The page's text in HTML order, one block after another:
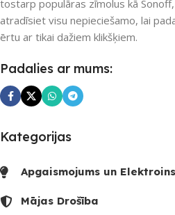
tostarp populāras zīmolus kā
atradīsiet visu nepieciešamo, lai
ērtu ar tikai dažiem klikšķiem.
Padalies ar mums:
Kategorijas
Apgaismojums un
Mājas Drošība